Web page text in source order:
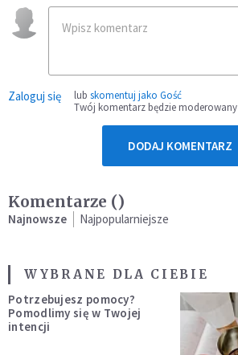
Zaloguj się lub skomentuj jako Gość
Twój komentarz będzie moderowany
DODAJ KOMENTARZ
Komentarze ()
Najnowsze Najpopularniejsze
WYBRANE DLA CIEBIE
Potrzebujesz pomocy?
Pomodlimy się w Twojej
intencji